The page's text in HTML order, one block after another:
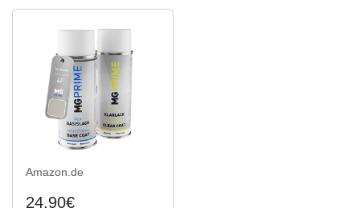
Amazon.de
24,90€